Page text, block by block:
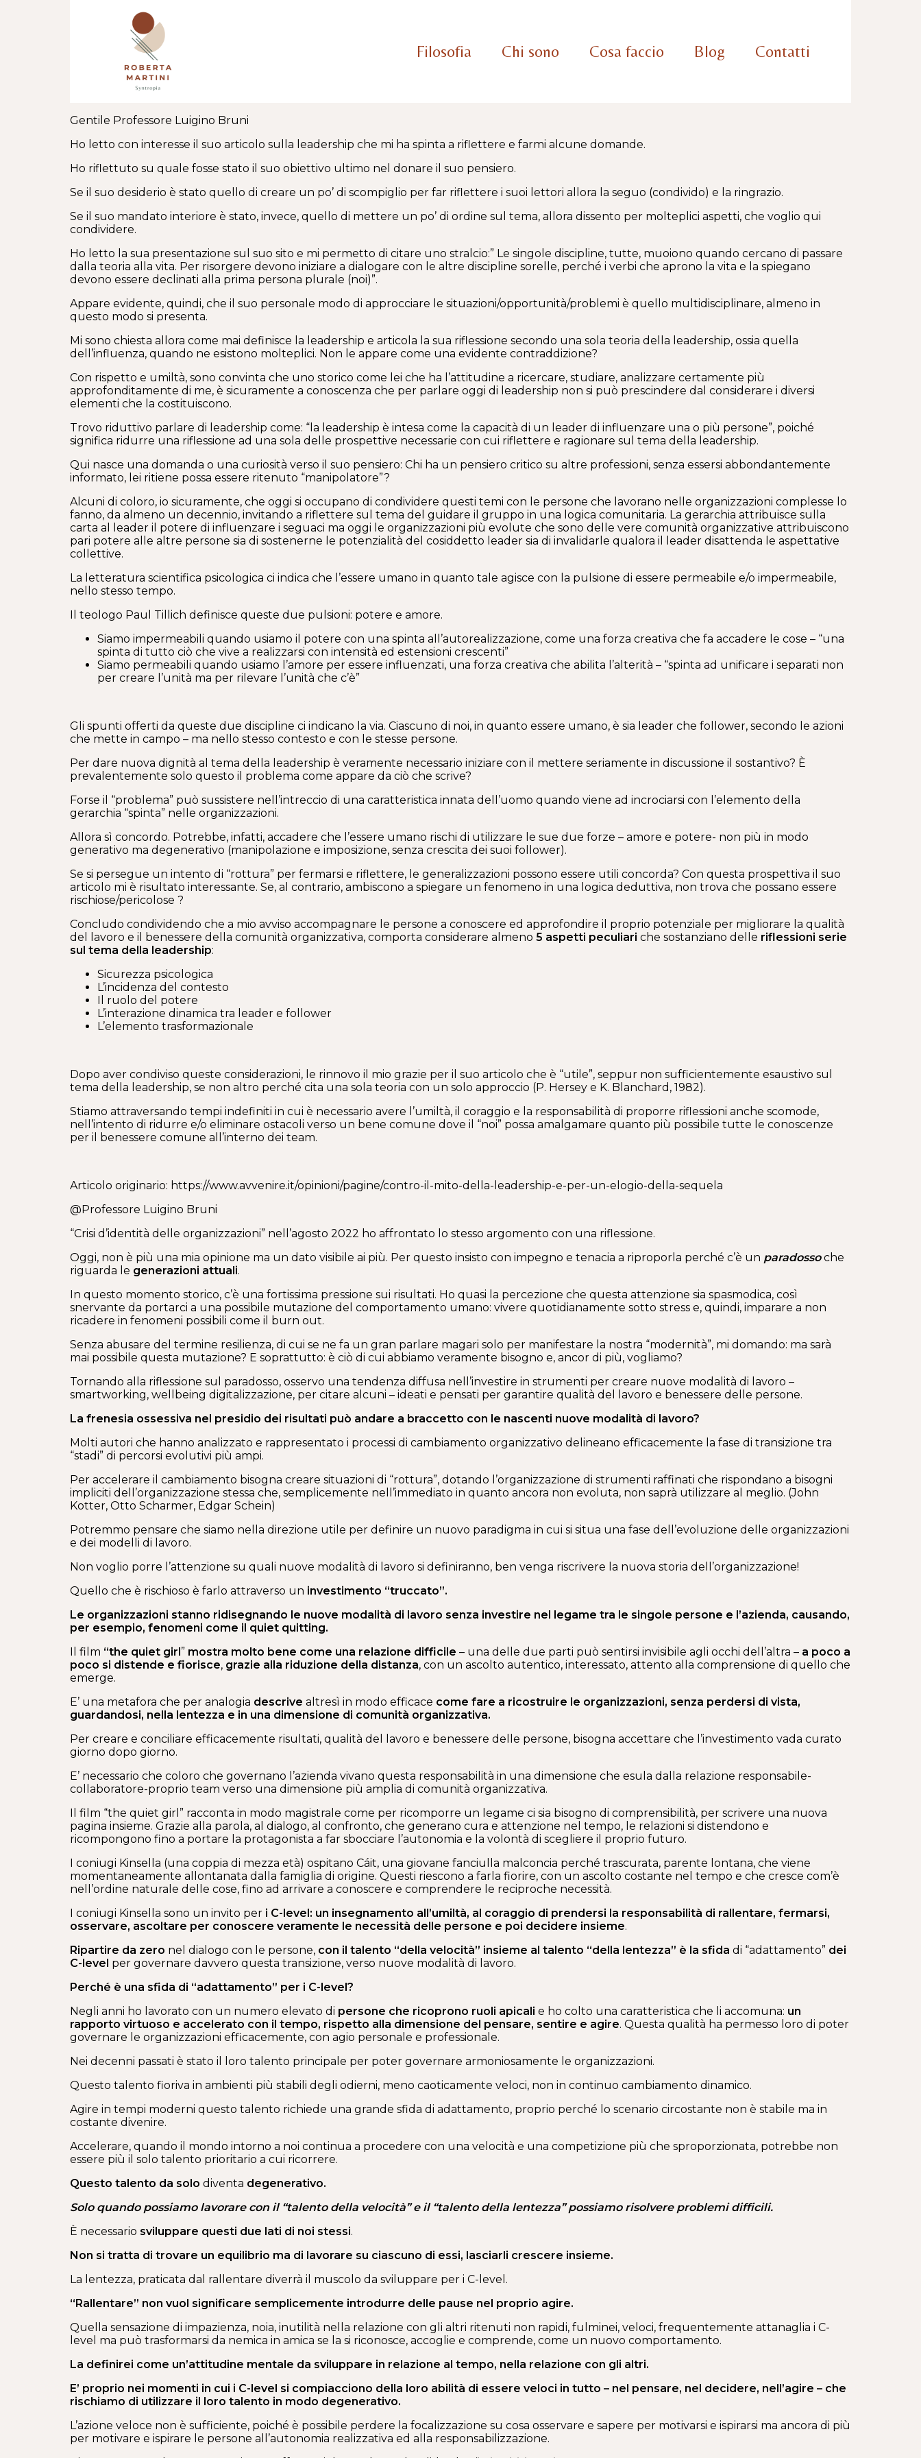
Filosofia Chi sono Cosa faccio Blog Contatti
Gentile Professore Luigino Bruni
Ho letto con interesse il suo articolo sulla leadership che mi ha spinta a riflettere e farmi alcune domande.
Ho riflettuto su quale fosse stato il suo obiettivo ultimo nel donare il suo pensiero.
Se il suo desiderio è stato quello di creare un po’ di scompiglio per far riflettere i suoi lettori allora la seguo (condivido) e la ringrazio.
Se il suo mandato interiore è stato, invece, quello di mettere un po’ di ordine sul tema, allora dissento per molteplici aspetti, che voglio qui
condividere.
Ho letto la sua presentazione sul suo sito e mi permetto di citare uno stralcio:” Le singole discipline, tutte, muoiono quando cercano di passare
dalla teoria alla vita. Per risorgere devono iniziare a dialogare con le altre discipline sorelle, perché i verbi che aprono la vita e la spiegano
devono essere declinati alla prima persona plurale (noi)”.
Appare evidente, quindi, che il suo personale modo di approcciare le situazioni/opportunità/problemi è quello multidisciplinare, almeno in
questo modo si presenta.
Mi sono chiesta allora come mai definisce la leadership e articola la sua riflessione secondo una sola teoria della leadership, ossia quella
dell’influenza, quando ne esistono molteplici. Non le appare come una evidente contraddizione?
Con rispetto e umiltà, sono convinta che uno storico come lei che ha l’attitudine a ricercare, studiare, analizzare certamente più
approfonditamente di me, è sicuramente a conoscenza che per parlare oggi di leadership non si può prescindere dal considerare i diversi
elementi che la costituiscono.
Trovo riduttivo parlare di leadership come: “la leadership è intesa come la capacità di un leader di influenzare una o più persone”, poiché
significa ridurre una riflessione ad una sola delle prospettive necessarie con cui riflettere e ragionare sul tema della leadership.
Qui nasce una domanda o una curiosità verso il suo pensiero: Chi ha un pensiero critico su altre professioni, senza essersi abbondantemente
informato, lei ritiene possa essere ritenuto “manipolatore”?
Alcuni di coloro, io sicuramente, che oggi si occupano di condividere questi temi con le persone che lavorano nelle organizzazioni complesse lo
fanno, da almeno un decennio, invitando a riflettere sul tema del guidare il gruppo in una logica comunitaria. La gerarchia attribuisce sulla
carta al leader il potere di influenzare i seguaci ma oggi le organizzazioni più evolute che sono delle vere comunità organizzative attribuiscono
pari potere alle altre persone sia di sostenerne le potenzialità del cosiddetto leader sia di invalidarle qualora il leader disattenda le aspettative
collettive.
La letteratura scientifica psicologica ci indica che l’essere umano in quanto tale agisce con la pulsione di essere permeabile e/o impermeabile,
nello stesso tempo.
Il teologo Paul Tillich definisce queste due pulsioni: potere e amore.
Siamo impermeabili quando usiamo il potere con una spinta all’autorealizzazione, come una forza creativa che fa accadere le cose – “una
spinta di tutto ciò che vive a realizzarsi con intensità ed estensioni crescenti”
Siamo permeabili quando usiamo l’amore per essere influenzati, una forza creativa che abilita l’alterità – “spinta ad unificare i separati non
per creare l’unità ma per rilevare l’unità che c’è”
Gli spunti offerti da queste due discipline ci indicano la via. Ciascuno di noi, in quanto essere umano, è sia leader che follower, secondo le azioni
che mette in campo – ma nello stesso contesto e con le stesse persone.
Per dare nuova dignità al tema della leadership è veramente necessario iniziare con il mettere seriamente in discussione il sostantivo? È
prevalentemente solo questo il problema come appare da ciò che scrive?
Forse il “problema” può sussistere nell’intreccio di una caratteristica innata dell’uomo quando viene ad incrociarsi con l’elemento della
gerarchia “spinta” nelle organizzazioni.
Allora sì concordo. Potrebbe, infatti, accadere che l’essere umano rischi di utilizzare le sue due forze – amore e potere- non più in modo
generativo ma degenerativo (manipolazione e imposizione, senza crescita dei suoi follower).
Se si persegue un intento di “rottura” per fermarsi e riflettere, le generalizzazioni possono essere utili concorda? Con questa prospettiva il suo
articolo mi è risultato interessante. Se, al contrario, ambiscono a spiegare un fenomeno in una logica deduttiva, non trova che possano essere
rischiose/pericolose ?
Concludo condividendo che a mio avviso accompagnare le persone a conoscere ed approfondire il proprio potenziale per migliorare la qualità
del lavoro e il benessere della comunità organizzativa, comporta considerare almeno 5 aspetti peculiari che sostanziano delle riflessioni serie
sul tema della leadership:
Sicurezza psicologica
L’incidenza del contesto
Il ruolo del potere
L’interazione dinamica tra leader e follower
L’elemento trasformazionale
Dopo aver condiviso queste considerazioni, le rinnovo il mio grazie per il suo articolo che è “utile”, seppur non sufficientemente esaustivo sul
tema della leadership, se non altro perché cita una sola teoria con un solo approccio (P. Hersey e K. Blanchard, 1982).
Stiamo attraversando tempi indefiniti in cui è necessario avere l’umiltà, il coraggio e la responsabilità di proporre riflessioni anche scomode,
nell’intento di ridurre e/o eliminare ostacoli verso un bene comune dove il “noi” possa amalgamare quanto più possibile tutte le conoscenze
per il benessere comune all’interno dei team.
Articolo originario: https://www.avvenire.it/opinioni/pagine/contro-il-mito-della-leadership-e-per-un-elogio-della-sequela
@Professore Luigino Bruni
“Crisi d’identità delle organizzazioni” nell’agosto 2022 ho affrontato lo stesso argomento con una riflessione.
Oggi, non è più una mia opinione ma un dato visibile ai più. Per questo insisto con impegno e tenacia a riproporla perché c’è un paradossoche
riguarda le generazioni attuali.
In questo momento storico, c’è una fortissima pressione sui risultati. Ho quasi la percezione che questa attenzione sia spasmodica, così
snervante da portarci a una possibile mutazione del comportamento umano: vivere quotidianamente sotto stress e, quindi, imparare a non
ricadere in fenomeni possibili come il burn out.
Senza abusare del termine resilienza, di cui se ne fa un gran parlare magari solo per manifestare la nostra “modernità”, mi domando: ma sarà
mai possibile questa mutazione? E soprattutto: è ciò di cui abbiamo veramente bisogno e, ancor di più, vogliamo?
Tornando alla riflessione sul paradosso, osservo una tendenza diffusa nell’investire in strumenti per creare nuove modalità di lavoro –
smartworking, wellbeing digitalizzazione, per citare alcuni – ideati e pensati per garantire qualità del lavoro e benessere delle persone.
La frenesia ossessiva nel presidio dei risultati può andare a braccetto con le nascenti nuove modalità di lavoro?
Molti autori che hanno analizzato e rappresentato i processi di cambiamento organizzativo delineano efficacemente la fase di transizione tra
“stadi” di percorsi evolutivi più ampi.
Per accelerare il cambiamento bisogna creare situazioni di “rottura”, dotando l’organizzazione di strumenti raffinati che rispondano a bisogni
impliciti dell’organizzazione stessa che, semplicemente nell’immediato in quanto ancora non evoluta, non saprà utilizzare al meglio. (John
Kotter, Otto Scharmer, Edgar Schein)
Potremmo pensare che siamo nella direzione utile per definire un nuovo paradigma in cui si situa una fase dell’evoluzione delle organizzazioni
e dei modelli di lavoro.
Non voglio porre l’attenzione su quali nuove modalità di lavoro si definiranno, ben venga riscrivere la nuova storia dell’organizzazione!
Quello che è rischioso è farlo attraverso un investimento “truccato”.
Le organizzazioni stanno ridisegnando le nuove modalità di lavoro senza investire nel legame tra le singole persone e l’azienda, causando,
per esempio, fenomeni come il quiet quitting.
Il film “the quiet girl” mostra molto bene come una relazione difficile – una delle due parti può sentirsi invisibile agli occhi dell’altra – a poco a
poco si distende e fiorisce, grazie alla riduzione della distanza, con un ascolto autentico, interessato, attento alla comprensione di quello che
emerge.
E’ una metafora che per analogia descrive altresì in modo efficace come fare a ricostruire le organizzazioni, senza perdersi di vista,
guardandosi, nella lentezza e in una dimensione di comunità organizzativa.
Per creare e conciliare efficacemente risultati, qualità del lavoro e benessere delle persone, bisogna accettare che l’investimento vada curato
giorno dopo giorno.
E’ necessario che coloro che governano l’azienda vivano questa responsabilità in una dimensione che esula dalla relazione responsabile-
collaboratore-proprio team verso una dimensione più amplia di comunità organizzativa.
Il film “the quiet girl” racconta in modo magistrale come per ricomporre un legame ci sia bisogno di comprensibilità, per scrivere una nuova
pagina insieme. Grazie alla parola, al dialogo, al confronto, che generano cura e attenzione nel tempo, le relazioni si distendono e
ricompongono fino a portare la protagonista a far sbocciare l’autonomia e la volontà di scegliere il proprio futuro.
I coniugi Kinsella (una coppia di mezza età) ospitano Cáit, una giovane fanciulla malconcia perché trascurata, parente lontana, che viene
momentaneamente allontanata dalla famiglia di origine. Questi riescono a farla fiorire, con un ascolto costante nel tempo e che cresce com’è
nell’ordine naturale delle cose, fino ad arrivare a conoscere e comprendere le reciproche necessità.
I coniugi Kinsella sono un invito per i C-level: un insegnamento all’umiltà, al coraggio di prendersi la responsabilità di rallentare, fermarsi,
osservare, ascoltare per conoscere veramente le necessità delle persone e poi decidere insieme.
Ripartire da zero nel dialogo con le persone, con il talento “della velocità” insieme al talento “della lentezza” è la sfida di “adattamento” dei
C-level per governare davvero questa transizione, verso nuove modalità di lavoro.
Perché è una sfida di “adattamento” per i C-level?
Negli anni ho lavorato con un numero elevato di persone che ricoprono ruoli apicali e ho colto una caratteristica che li accomuna: un
rapporto virtuoso e accelerato con il tempo, rispetto alla dimensione del pensare, sentire e agire. Questa qualità ha permesso loro di poter
governare le organizzazioni efficacemente, con agio personale e professionale.
Nei decenni passati è stato il loro talento principale per poter governare armoniosamente le organizzazioni.
Questo talento fioriva in ambienti più stabili degli odierni, meno caoticamente veloci, non in continuo cambiamento dinamico.
Agire in tempi moderni questo talento richiede una grande sfida di adattamento, proprio perché lo scenario circostante non è stabile ma in
costante divenire.
Accelerare, quando il mondo intorno a noi continua a procedere con una velocità e una competizione più che sproporzionata, potrebbe non
essere più il solo talento prioritario a cui ricorrere.
Questo talento da solo diventa degenerativo.
Solo quando possiamo lavorare con il “talento della velocità” e il “talento della lentezza” possiamo risolvere problemi difficili.
È necessario sviluppare questi due lati di noi stessi.
Non si tratta di trovare un equilibrio ma di lavorare su ciascuno di essi, lasciarli crescere insieme.
La lentezza, praticata dal rallentare diverrà il muscolo da sviluppare per i C-level.
“Rallentare” non vuol significare semplicemente introdurre delle pause nel proprio agire.
Quella sensazione di impazienza, noia, inutilità nella relazione con gli altri ritenuti non rapidi, fulminei, veloci, frequentemente attanaglia i C-
level ma può trasformarsi da nemica in amica se la si riconosce, accoglie e comprende, come un nuovo comportamento.
La definirei come un’attitudine mentale da sviluppare in relazione al tempo, nella relazione con gli altri.
E’ proprio nei momenti in cui i C-level si compiacciono della loro abilità di essere veloci in tutto – nel pensare, nel decidere, nell’agire – che
rischiamo di utilizzare il loro talento in modo degenerativo.
L’azione veloce non è sufficiente, poiché è possibile perdere la focalizzazione su cosa osservare e sapere per motivarsi e ispirarsi ma ancora di più
per motivare e ispirare le persone all’autonomia realizzativa ed alla responsabilizzazione.